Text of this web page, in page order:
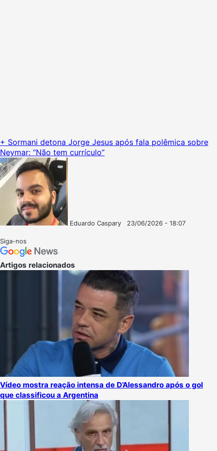
+ Sormani detona Jorge Jesus após fala polêmica sobre
Neymar: “Não tem currículo”
Eduardo Caspary
23/06/2026 - 18:07
Siga-nos
Artigos relacionados
Vídeo mostra reação intensa de D’Alessandro após o gol
que classificou a Argentina